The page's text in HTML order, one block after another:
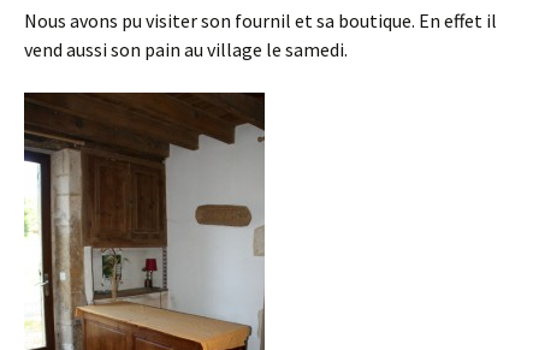
Nous avons pu visiter son fournil et sa boutique. En effet il
vend aussi son pain au village le samedi.